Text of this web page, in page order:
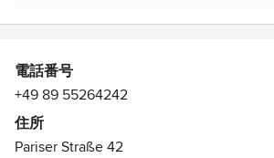
電話番号
+49 89 55264242
住所
Pariser Straße 42